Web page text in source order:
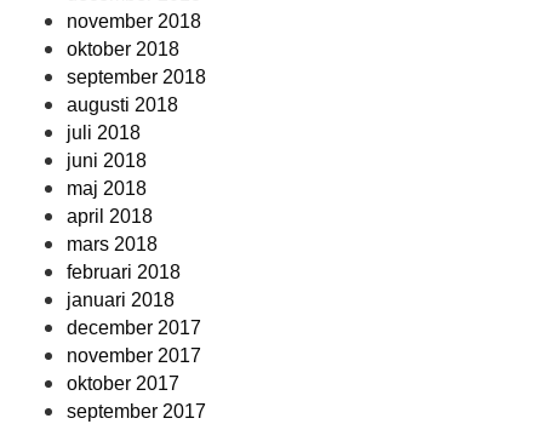
november 2018
oktober 2018
september 2018
augusti 2018
juli 2018
juni 2018
maj 2018
april 2018
mars 2018
februari 2018
januari 2018
december 2017
november 2017
oktober 2017
september 2017